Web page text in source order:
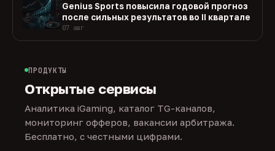
Genius Sports повысила годовой прогноз
после сильных результатов во II квартале
07 авг
ПРОДУКТЫ
Открытые сервисы
Аналитика iGaming, каталог TG-каналов,
мониторинг офферов, вакансии арбитража.
Бесплатно, с честными цифрами.